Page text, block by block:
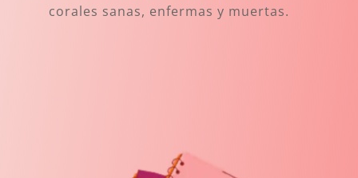
corales sanas, enfermas y muertas.